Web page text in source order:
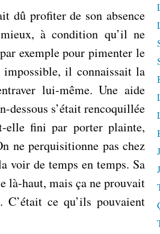
dû profiter de son absence
à condition qu’il ne
exemple pour pimenter le
il connaissait la
lui-même. Une aide
dessous s’était rencoquillée
fini par porter plainte,
ne perquisitionne pas chez
voir de temps en temps. Sa
là-haut, mais ça ne prouvait
ce qu’ils pouvaient